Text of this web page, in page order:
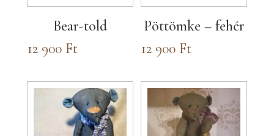
Bear-told
12 900 Ft
Pöttömke – fehér
12 900 Ft